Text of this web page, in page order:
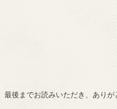
最後までお読みいただき、ありが